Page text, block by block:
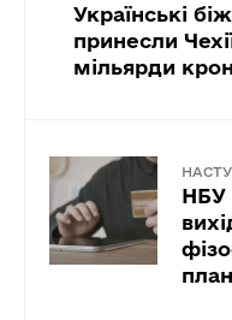
Українські
принесли
мільярди
НБУ